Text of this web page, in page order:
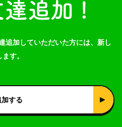
追加していただいた方には、新し
す。
する